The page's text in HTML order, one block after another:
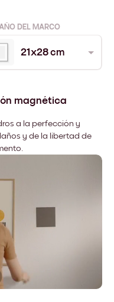
DEL MARCO
21x28 cm
magnética
a la perfección y
y de la libertad de